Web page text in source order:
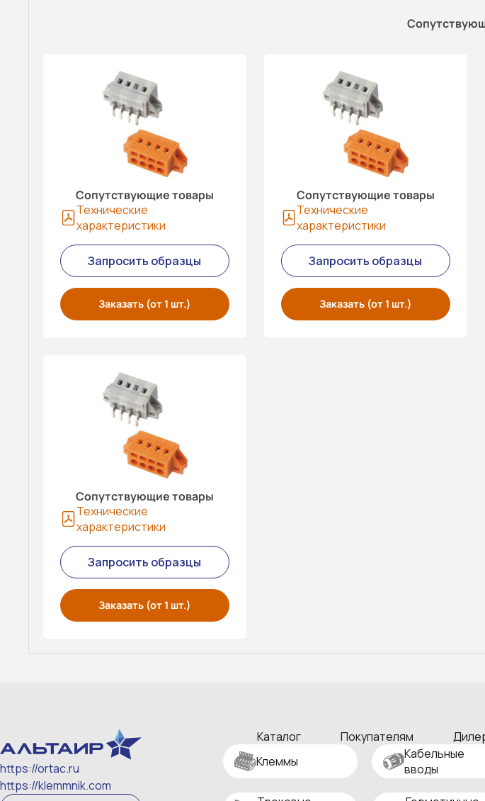
Сопутствующие товары
Технические
характеристики
Запросить образцы
Заказать (от 1 шт.)
Сопутствующие товары
Технические
характеристики
Запросить образцы
Заказать (от 1 шт.)
Сопутствующие товары
Технические
характеристики
Запросить образцы
Заказать (от 1 шт.)
https://ortac.ru
https://klemmnik.com
Каталог Покупателям
Клеммы
Кабельные
вводы